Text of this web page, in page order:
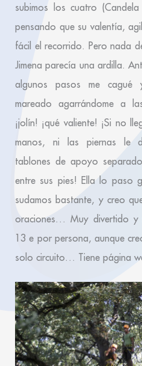
subimos los cuatro
pensando que su valentía,
fácil el recorrido. Pero nada
Jimena parecía una ardilla.
algunos pasos me
mareado agarrándome a
¡jolín! ¡qué valiente! ¡Si no
manos, ni las piernas le
tablones de apoyo
entre sus pies! Ella lo paso
sudamos bastante, y creo
oraciones… Muy divertido y
13 e por persona, aunque
solo circuito… Tiene página